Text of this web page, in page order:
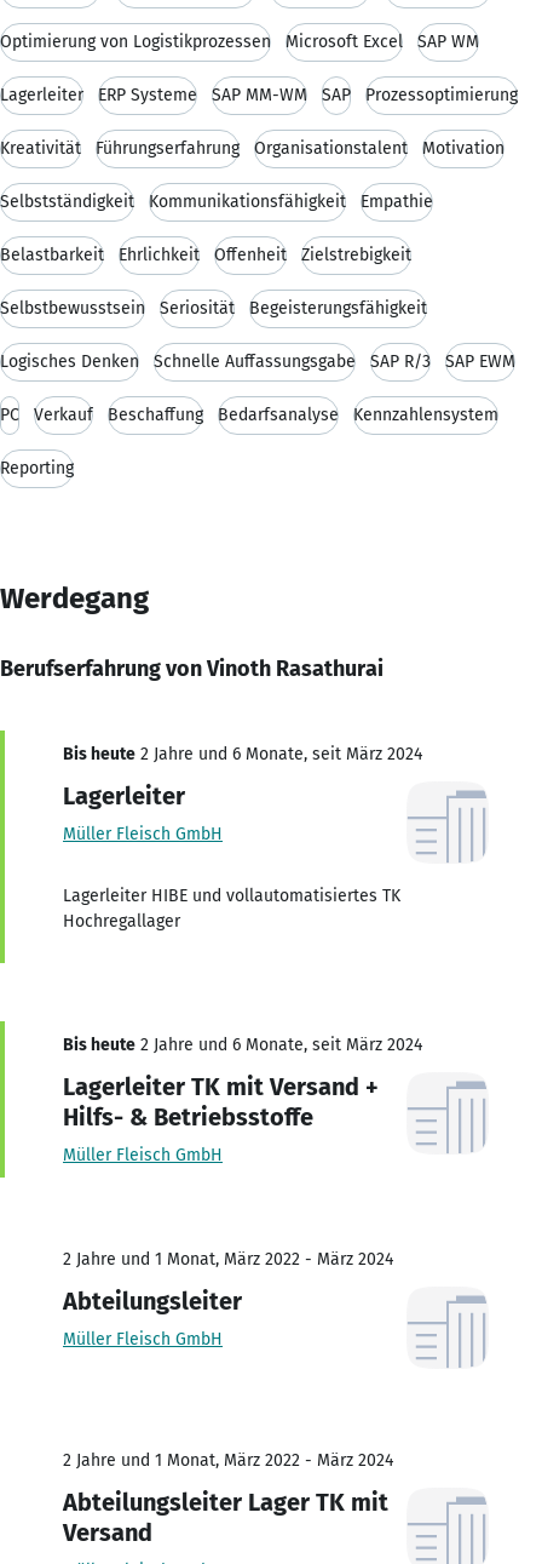
Optimierung von Logistikprozessen Microsoft Excel SAP WM
Lagerleiter ERP Systeme SAP MM-WM SAP Prozessoptimierung
Kreativität Führungserfahrung Organisationstalent Motivation
Selbstständigkeit Kommunikationsfähigkeit Empathie
Belastbarkeit Ehrlichkeit Offenheit Zielstrebigkeit
Selbstbewusstsein Seriosität Begeisterungsfähigkeit
Logisches Denken Schnelle Auffassungsgabe SAP R/3 SAP EWM
PC Verkauf Beschaffung Bedarfsanalyse Kennzahlensystem
Reporting
Werdegang
Berufserfahrung von Vinoth Rasathurai
Bis heute 2 Jahre und 6 Monate, seit März 2024
Lagerleiter
Müller Fleisch GmbH
Lagerleiter HIBE und vollautomatisiertes TK
Hochregallager
Bis heute 2 Jahre und 6 Monate, seit März 2024
Lagerleiter TK mit Versand +
Hilfs- & Betriebsstoffe
Müller Fleisch GmbH
2 Jahre und 1 Monat, März 2022 - März 2024
Abteilungsleiter
Müller Fleisch GmbH
2 Jahre und 1 Monat, März 2022 - März 2024
Abteilungsleiter Lager TK mit
Versand